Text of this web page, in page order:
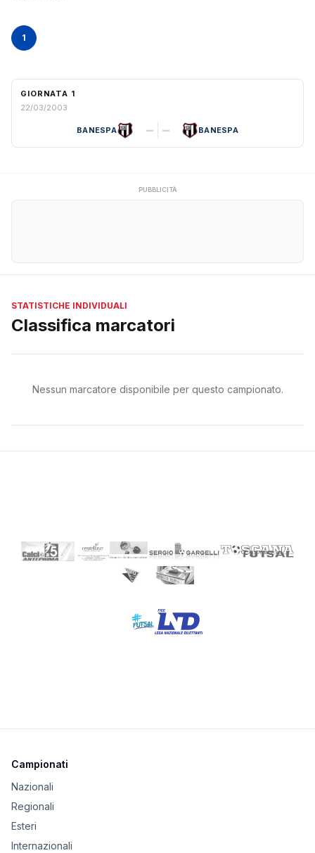
1
GIORNATA 1
22/03/2003
BANESPA – – BANESPA
PUBBLICITÀ
STATISTICHE INDIVIDUALI
Classifica marcatori
Nessun marcatore disponibile per questo campionato.
Campionati
Nazionali
Regionali
Esteri
Internazionali